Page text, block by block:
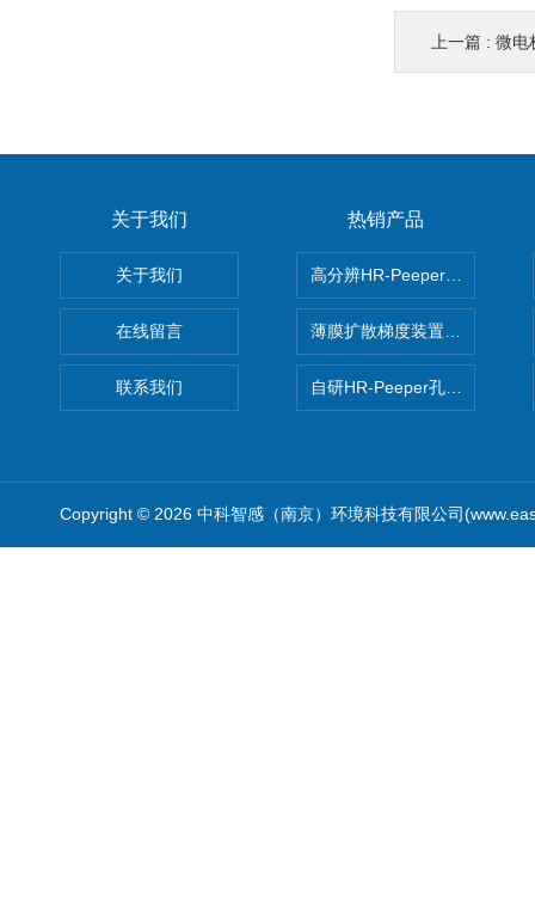
上一篇 : 微电
关于我们
关于我们
在线留言
联系我们
热销产品
高分辨HR-Peeper采样器孔隙
薄膜扩散梯度装置 Agl DGT
自研HR-Peeper孔隙水采样器
Copyright © 2026 中科智感（南京）环境科技有限公司